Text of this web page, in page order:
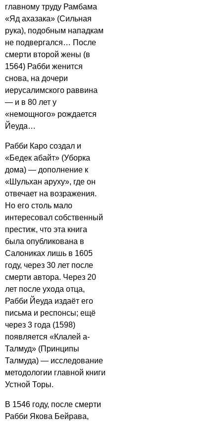
главному труду Рамбама
«Яд ахазака» (Сильная
рука), подобным нападкам
не подвергался… После
смерти второй жены (в
1564) Рабби женится
снова, на дочери
иерусалимского раввина
— и в 80 лет у
«немощного» рождается
Йеуда…
Рабби Каро создал и
«Бедек абайт» (Уборка
дома) — дополнение к
«Шульхан аруху», где он
отвечает на возражения.
Но его столь мало
интересовал собственный
престиж, что эта книга
была опубликована в
Салониках лишь в 1605
году, через 30 лет после
смерти автора. Через 20
лет после ухода отца,
Рабби Йеуда издаёт его
письма и респонсы; ещё
через 3 года (1598)
появляется «Клалей а-
Талмуд» (Принципы
Талмуда) — исследование
методологии главной книги
Устной Торы.
В 1546 году, после смерти
Рабби Якова Бейрава,